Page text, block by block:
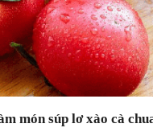
món súp lơ xào cà